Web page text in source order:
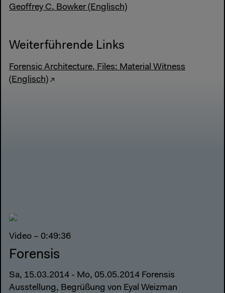
Geoffrey C. Bowker (Englisch)
Weiterführende Links
Forensic Architecture, Files: Material Witness
(Englisch)
Video – 0:49:36
Forensis
Sa, 15.03.2014 - Mo, 05.05.2014 Forensis
Ausstellung, Begrüßung von Eyal Weizman